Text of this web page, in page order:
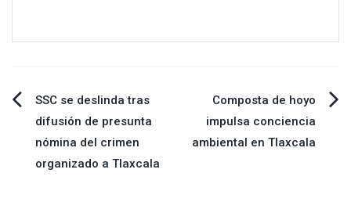
Navegación
de
entradas
SSC se deslinda tras
difusión de presunta
nómina del crimen
organizado a Tlaxcala
Composta de hoyo
impulsa conciencia
ambiental en Tlaxcala